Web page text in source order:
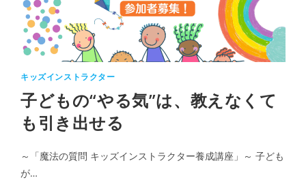
キッズインストラクター
子どもの“やる気”は、教えなくて
も引き出せる
～「魔法の質問 キッズインストラクター養成講座」～ 子ども
が…